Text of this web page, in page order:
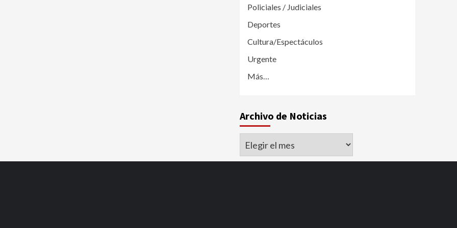
Policiales / Judiciales
Deportes
Cultura/Espectáculos
Urgente
Más…
Archivo de Noticias
Archivo